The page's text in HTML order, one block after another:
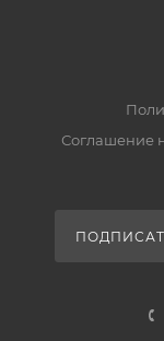
Соглашение